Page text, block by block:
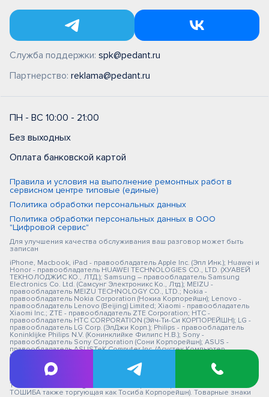
Служба поддержки: spk@pedant.ru
Партнерство: reklama@pedant.ru
ПН - ВС 10:00 - 21:00
Без выходных
Оплата банковской картой
Правила и условия на выполнение ремонтных работ в
сервисном центре типовые (единые)
Политика обработки персональных данных
Политика обработки персональных данных в ООО
"Цифровой сервис"
Для улучшения качества обслуживания ваш разговор может быть
записан
iPhone, Macbook, iPad - правообладатель Apple Inc. (Эпл Инк.); Huawei и
Honor - правообладатель HUAWEI TECHNOLOGIES CO., LTD. (ХУАВЕЙ
ТЕКНОЛОДЖИС КО., ЛТД.); Samsung – правообладатель Samsung
Electronics Co. Ltd. (Самсунг Электроникс Ко., Лтд.); MEIZU -
правообладатель MEIZU TECHNOLOGY CO., LTD.; Nokia -
правообладатель Nokia Corporation (Нокиа Корпорейшн); Lenovo -
правообладатель Lenovo (Beijing) Limited; Xiaomi - правообладатель
Xiaomi Inc.; ZTE - правообладатель ZTE Corporation; HTC -
правообладатель HTC CORPORATION (Эйч-Ти-Си КОРПОРЕЙШН); LG -
правообладатель LG Corp. (ЭлДжи Корп.); Philips - правообладатель
Koninklijke Philips N.V. (Конинклийке Филипс Н.В.); Sony -
правообладатель Sony Corporation (Сони Корпорейшн); ASUS -
правообладатель ASUSTeK Computer Inc. (Асустек Компьютер
Инкорпорейшн); ACER - правообладатель Acer Incorporated (Эйсер
Инкорпорейтед); DELL - правообладатель Dell Inc.(Делл Инк.); HP -
правообладатель HP Hewlett-Packard Group LLC (ЭйчПи Хьюлетт
Паккард Груп ЛЛК); Toshiba - правообладатель KABUSHIKI KAISHA
TOSHIBA, also trading as Toshiba Corporation (КАБУШИКИ КАЙША
ТОШИБА также торгующая как Тосиба Корпорейшн). Товарные знаки